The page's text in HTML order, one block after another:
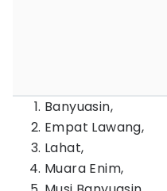
Banyuasin,
Empat Lawang,
Lahat,
Muara Enim,